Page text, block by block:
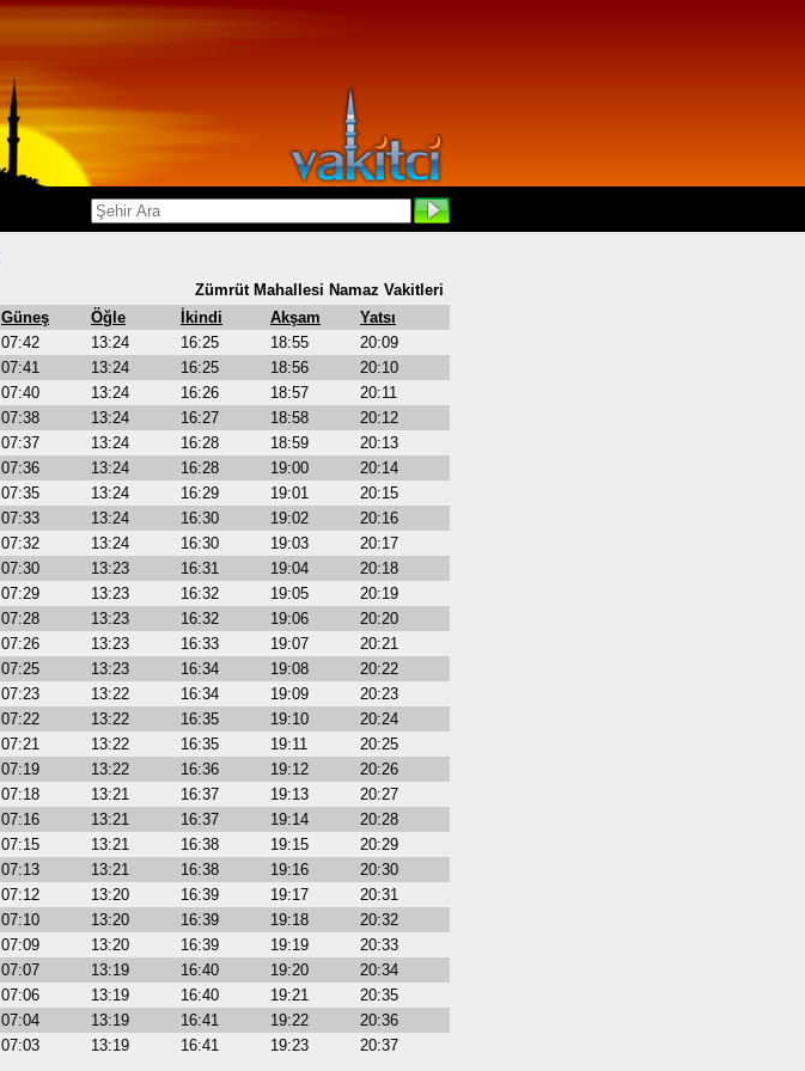
Zümrüt Mahallesi Namaz Vakitleri
Güneş Öğle İkindi Akşam
Yatsı
07:42 13:24 16:25 18:55
20:09
07:41 13:24 16:25 18:56
20:10
07:40 13:24 16:26 18:57
20:11
07:38 13:24 16:27 18:58
20:12
07:37 13:24 16:28 18:59
20:13
07:36 13:24 16:28 19:00
20:14
07:35 13:24 16:29 19:01
20:15
07:33 13:24 16:30 19:02
20:16
07:32 13:24 16:30 19:03
20:17
07:30 13:23 16:31 19:04
20:18
07:29 13:23 16:32 19:05
20:19
07:28 13:23 16:32 19:06
20:20
07:26 13:23 16:33 19:07
20:21
07:25 13:23 16:34 19:08
20:22
07:23 13:22 16:34 19:09
20:23
07:22 13:22 16:35 19:10
20:24
07:21 13:22 16:35 19:11
20:25
07:19 13:22 16:36 19:12
20:26
07:18 13:21 16:37 19:13
20:27
07:16 13:21 16:37 19:14
20:28
07:15 13:21 16:38 19:15
20:29
07:13 13:21 16:38 19:16
20:30
07:12 13:20 16:39 19:17
20:31
07:10 13:20 16:39 19:18
20:32
07:09 13:20 16:39 19:19
20:33
07:07 13:19 16:40 19:20
20:34
07:06 13:19 16:40 19:21
20:35
07:04 13:19 16:41 19:22
20:36
07:03 13:19 16:41 19:23 20:37